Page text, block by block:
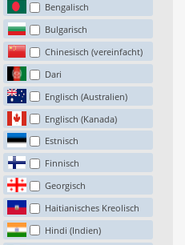
Bengalisch
Bulgarisch
Chinesisch (vereinfacht)
Dari
Englisch (Australien)
Englisch (Kanada)
Estnisch
Finnisch
Georgisch
Haitianisches Kreolisch
Hindi (Indien)